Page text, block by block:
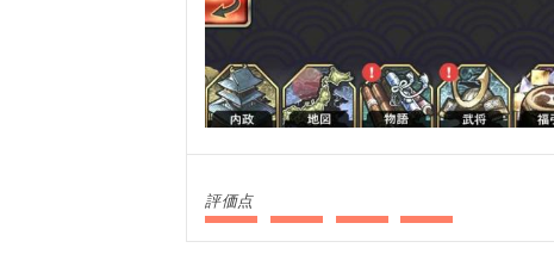
評価点